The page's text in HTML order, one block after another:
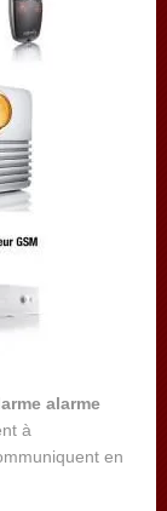
alarme
à
en